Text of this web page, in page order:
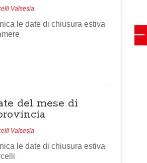
Valsesia
le date di chiusura estiva
del mese di
Valsesia
le date di chiusura estiva